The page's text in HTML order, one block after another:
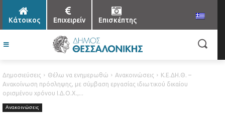
Κάτοικος Επιχειρείν Επισκέπτης
Δημοσιεύσεις Θέλω να ενημερωθώ Ανακοινώσεις
Κ.Ε.ΔΗ.Θ. –
Ανακοίνωση πρόσληψης, με σύμβαση εργασίας ιδιωτικού δικαίου
ορισμένου χρόνου Ι.Δ.Ο.Χ.,...
Ανακοινώσεις